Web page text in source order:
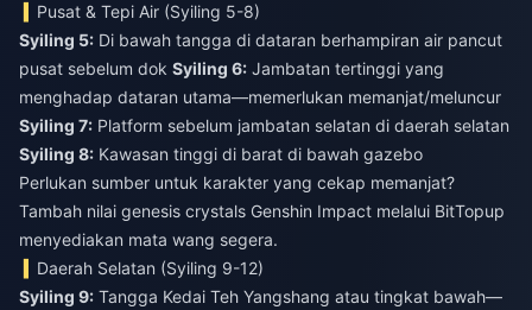
Pusat & Tepi Air (Syiling 5-8)
Syiling 5: Di bawah tangga di dataran berhampiran air pancut
pusat sebelum dok Syiling 6: Jambatan tertinggi yang
menghadap dataran utama—memerlukan memanjat/meluncur
Syiling 7: Platform sebelum jambatan selatan di daerah selatan
Syiling 8: Kawasan tinggi di barat di bawah gazebo
Perlukan sumber untuk karakter yang cekap memanjat?
Tambah nilai genesis crystals Genshin Impact melalui BitTopup
menyediakan mata wang segera.
Daerah Selatan (Syiling 9-12)
Syiling 9: Tangga Kedai Teh Yangshang atau tingkat bawah—